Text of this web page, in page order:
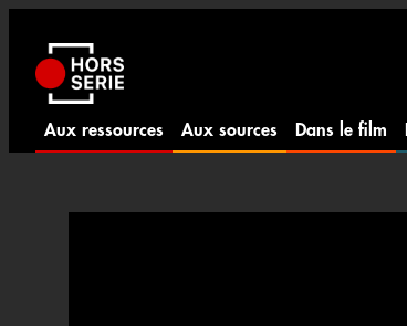
contenu
Aux ressources Aux sources Dans le film